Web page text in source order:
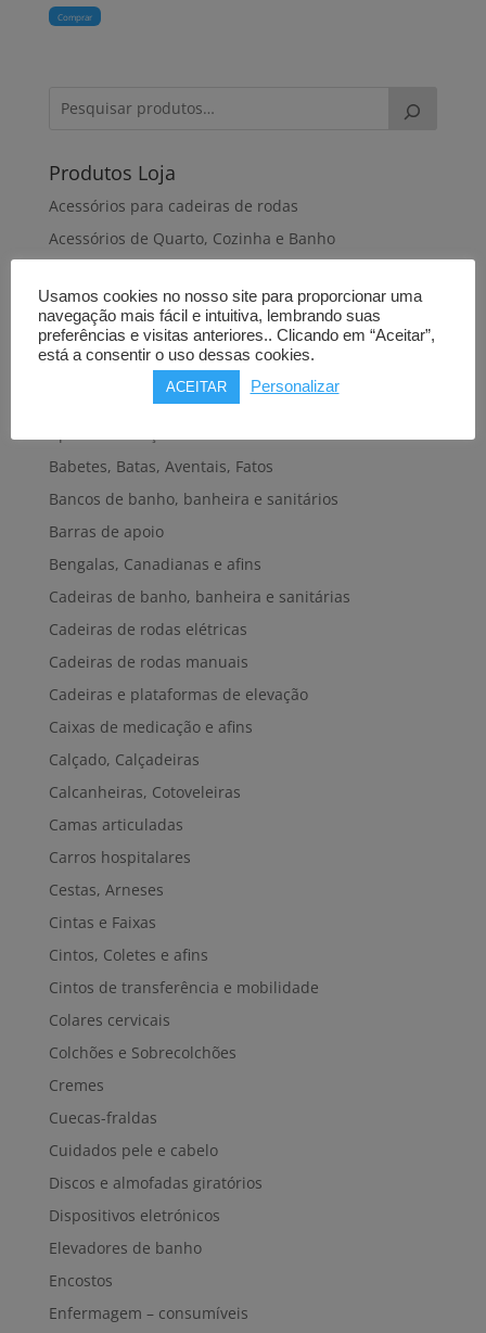
Comprar
Produtos Loja
Acessórios para cadeiras de rodas
Acessórios de Quarto, Cozinha e Banho
Almofadas de dormir
Almofadas de posicionamento
Alteadores de sanita
Andadeiras, Andarilhos
Babetes, Batas, Aventais, Fatos
Bancos de banho, banheira e sanitários
Barras de apoio
Bengalas, Canadianas e afins
Cadeiras de banho, banheira e sanitárias
Cadeiras de rodas elétricas
Cadeiras de rodas manuais
Cadeiras e plataformas de elevação
Caixas de medicação e afins
Calçado, Calçadeiras
Calcanheiras, Cotoveleiras
Camas articuladas
Carros hospitalares
Cestas, Arneses
Cintas e Faixas
Cintos, Coletes e afins
Cintos de transferência e mobilidade
Colares cervicais
Colchões e Sobrecolchões
Cremes
Cuecas-fraldas
Cuidados pele e cabelo
Discos e almofadas giratórios
Dispositivos eletrónicos
Elevadores de banho
Encostos
Enfermagem – consumíveis
Usamos cookies no nosso site para proporcionar uma
navegação mais fácil e intuitiva, lembrando suas
preferências e visitas anteriores.. Clicando em “Aceitar”,
está a consentir o uso dessas cookies.
ACEITAR Personalizar